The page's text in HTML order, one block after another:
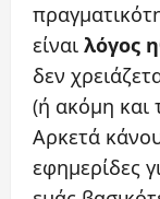
είναι λόγος
δεν
(ή ακόμη και
Αρκετά
εφημερίδες